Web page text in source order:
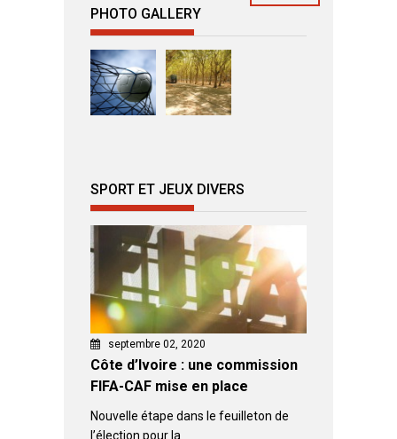
PHOTO GALLERY
SPORT ET JEUX DIVERS
septembre 02, 2020
Côte d’Ivoire : une commission
FIFA-CAF mise en place
Nouvelle étape dans le feuilleton de
l’élection pour la